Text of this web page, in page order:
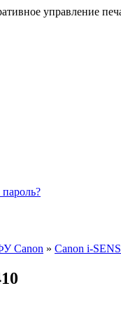
управление
Canon » Canon i-